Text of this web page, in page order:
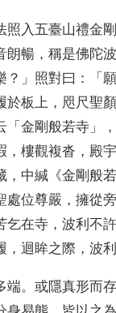
照入五臺山禮金
朗暢 ， 稱是佛陀
？」 照對曰 ：「 願
於板上 ， 咫尺聖顏
「 金剛般若寺 」，
， 樓觀複沓 ， 殿
， 中緘 《金剛般若
處位尊嚴 ， 擁從
乞在寺 ， 波利不許
， 迴眸之際 ， 波
端。 或隱真形而存